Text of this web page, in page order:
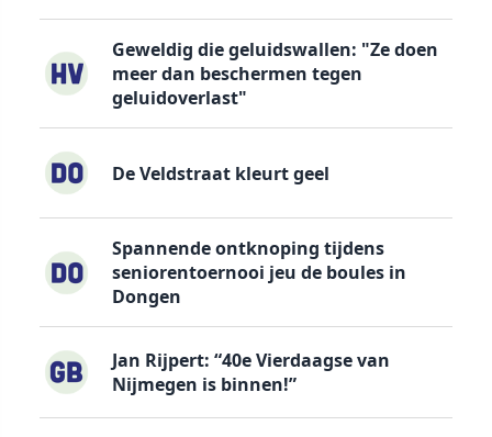
Geweldig die geluidswallen: "Ze doen
meer dan beschermen tegen
geluidoverlast"
De Veldstraat kleurt geel
Spannende ontknoping tijdens
seniorentoernooi jeu de boules in
Dongen
Jan Rijpert: “40e Vierdaagse van
Nijmegen is binnen!”